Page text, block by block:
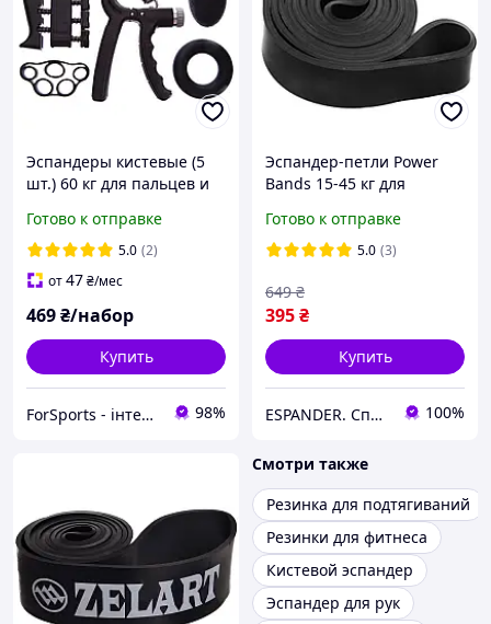
Эспандеры кистевые (5
шт.) 60 кг для пальцев и
металл
Готово к отправке
5.0 (2)
от47₴/мес
469₴/набор
Купить
ForSports - інтернет-магазин спортивних товарів 98%
Эспандер-петли Power
Bands 15-45 кг для
тренировок (MS-1877)
Готово к отправке
5.0 (3)
395₴
649 ₴
Купить
ESPANDER. Спортивний інтернет-магазин. 100%
Смотри также
Резинка для подтягиваний
Резинки для фитнеса
Кистевой эспандер
Эспандер для рук